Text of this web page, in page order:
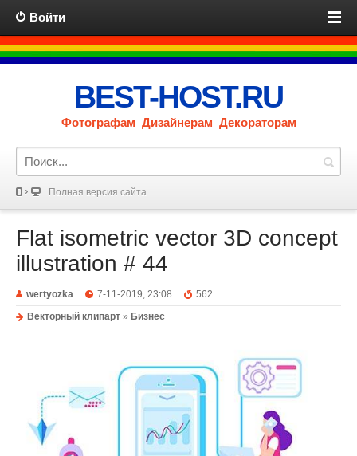
Войти
BEST-HOST.RU
Фотографам Дизайнерам Декораторам
Полная версия сайта
Flat isometric vector 3D concept
illustration # 44
wertyozka 7-11-2019, 23:08
562
Векторный клипарт » Бизнес